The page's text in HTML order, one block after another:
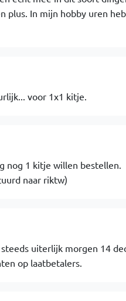
plus. In mijn hobby uren
voor 1x1 kitje.
nog 1 kitje willen bestellen.
naar riktw)
uiterlijk morgen 14
op laatbetalers.